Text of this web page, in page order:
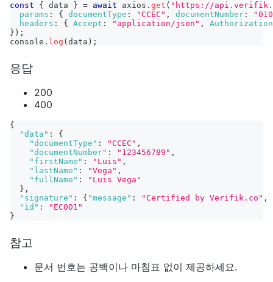
const
{ data } = await axios . get ( "https://
params : { documentType : "CCEC" , documentNumber :
headers : { Accept : "application/json" ,
Authorization
} ) ;
console . log ( data ) ;
응답
200
400
{
"data" :
{
"documentType" : "CCEC" ,
"documentNumber" : "123456789" ,
"firstName" : "Luis" ,
"lastName" : "Vega" ,
"fullName" :
"Luis Vega"
} ,
"signature" : { "message" : "Certified by Verifik.co" ,
"id" :
"EC001"
}
참고
문서 번호는 공백이나 마침표 없이 제공하세요.